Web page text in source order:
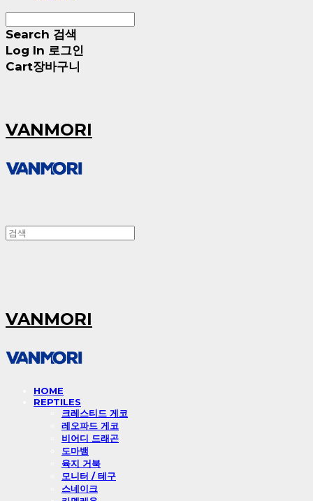
Search 검색
Log In 로그인
Cart장바구니
VANMORI
VANMORI
HOME
REPTILES
크레스티드 게코
레오파드 게코
비어디 드래곤
도마뱀
육지 거북
모니터 / 테구
스네이크